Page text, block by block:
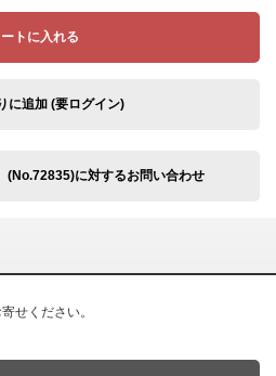
トに入れる
に追加 (要ログイン)
に対するお問い合わせ
せください。